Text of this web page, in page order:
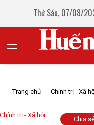
Thứ Sáu, 07/08/
Trang chủ Chính trị - Xã
Chính trị - Xã hội
Chia